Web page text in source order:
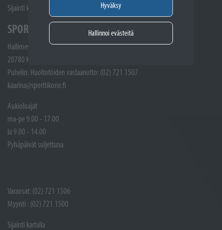
Hyväksy
Hallinnoi evästeitä
Sijainti kartalla
SPORTTIKONE KAARINA
Hallimestarinkatu 4
20780 Kaarina
Puhelin: Huoltotöiden vastaanotto: (02) 721 1507
kaarina@sporttikone.fi
Aukioloajat
ma-pe 9.00 - 17.00
la 9.00 - 14.00
Pyhäpäivät suljettuna
Varaosat: (02) 721 1506
Myynti : (02) 721 1500
Sijainti kartalla